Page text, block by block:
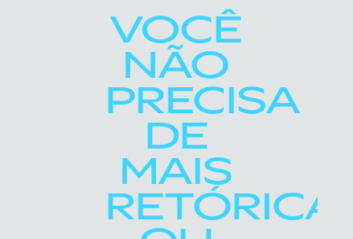
VOCÊ
NÃO
PRECISA
DE
MAIS
RETÓRICA